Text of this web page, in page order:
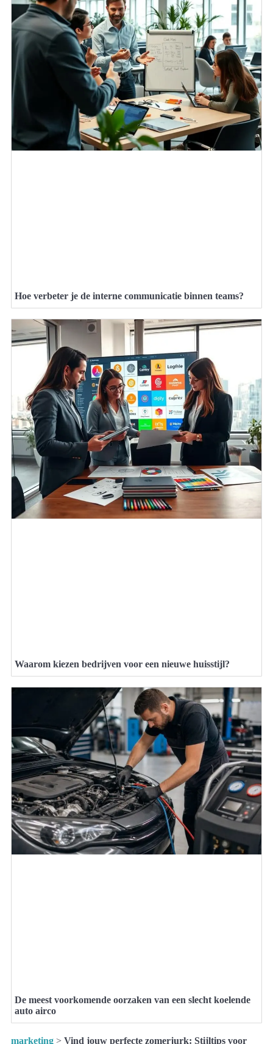
Hoe verbeter je de interne communicatie binnen teams?
Waarom kiezen bedrijven voor een nieuwe huisstijl?
De meest voorkomende oorzaken van een slecht koelende
auto airco
marketing > Vind jouw perfecte zomerjurk: Stijltips voor